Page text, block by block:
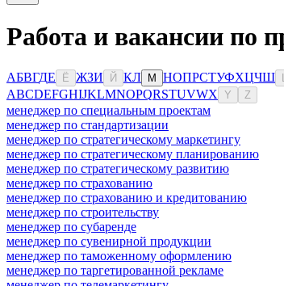
Работа и вакансии по
АБВГДЕ Ё ЖЗИ Й КЛ М НОПРСТУФХЦЧШ
ABCDEFGHIJKLMNOPQRSTUVWX Y Z
менеджер по специальным проектам
менеджер по стандартизации
менеджер по стратегическому маркетингу
менеджер по стратегическому планированию
менеджер по стратегическому развитию
менеджер по страхованию
менеджер по страхованию и кредитованию
менеджер по строительству
менеджер по субаренде
менеджер по сувенирной продукции
менеджер по таможенному оформлению
менеджер по таргетированной рекламе